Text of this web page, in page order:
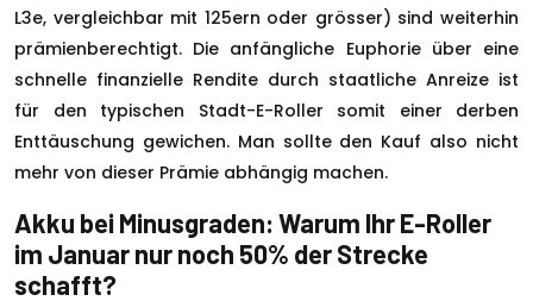
L3e, vergleichbar mit 125ern oder grösser) sind weiterhin
prämienberechtigt. Die anfängliche Euphorie über eine
schnelle finanzielle Rendite durch staatliche Anreize ist
für den typischen Stadt-E-Roller somit einer derben
Enttäuschung gewichen. Man sollte den Kauf also nicht
mehr von dieser Prämie abhängig machen.
Akku bei Minusgraden: Warum Ihr E-Roller
im Januar nur noch 50% der Strecke
schafft?